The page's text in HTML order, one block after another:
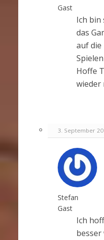
Gast
Ich bin
das
auf die
Hoffe
wieder
3. September
Stefan
Gast
Ich
besser